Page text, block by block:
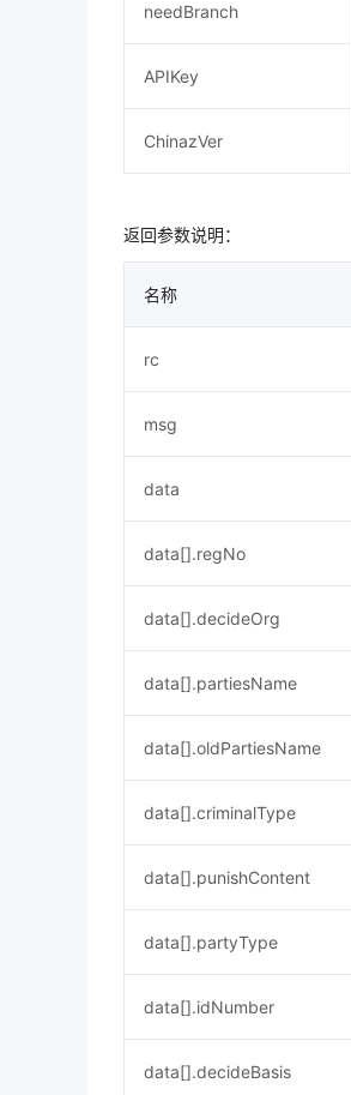
needBranch
APIKey
ChinazVer
返回参数说明：
名称
rc
msg
data
data[].regNo
data[].decideOrg
data[].partiesName
data[].oldPartiesName
data[].criminalType
data[].punishContent
data[].partyType
data[].idNumber
data[].decideBasis